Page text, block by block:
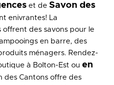
et de Savon des
enivrantes! La
offrent des savons pour le
en barre, des
ménagers. Rendez-
à Bolton-Est ou en
des Cantons offre des